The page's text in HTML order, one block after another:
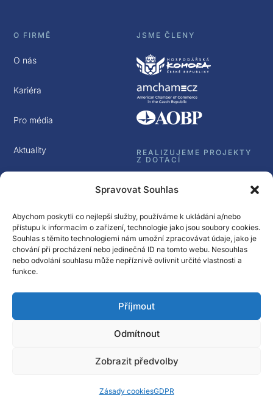
Spravovat Souhlas
Abychom poskytli co nejlepší služby, používáme k ukládání a/nebo
přístupu k informacím o zařízení, technologie jako jsou soubory cookies.
Souhlas s těmito technologiemi nám umožní zpracovávat údaje, jako je
chování při procházení nebo jedinečná ID na tomto webu. Nesouhlas
nebo odvolání souhlasu může nepříznivě ovlivnit určité vlastnosti a
funkce.
Příjmout
Odmítnout
Zobrazit předvolby
Zásady cookiesGDPR
O FIRMĚ
O nás
Kariéra
Pro média
Aktuality
JSME ČLENY
REALIZUJEME PROJEKTY
Z DOTACÍ
Sledujte nás
Přihlásit k odběru
© Spectrasol s.r.o 2017 – 2025